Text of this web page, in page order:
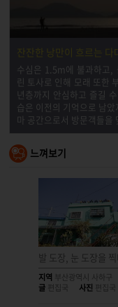
잔잔한 낭만이 흐르는 다
수심은 1.5m에 불과하고,
린 토사로 인해 모래 또한
년층까지 안심하고 즐길
습은 이전의 기억으로 남
마 공간으로서 방문객들을
느껴보기
발 도장, 눈 도장을 찍
지역 부산광역시 사하구
글 편집국 사진 편집국